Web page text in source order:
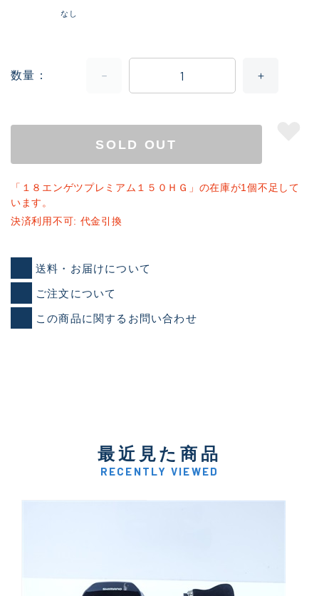
なし
数量
SOLD OUT
「１８エンゲツプレミアム１５０ＨＧ」の在庫が1個不足して
います。
決済利用不可: 代金引換
送料・お届けについて
ご注文について
この商品に関するお問い合わせ
最近見た商品
RECENTLY VIEWED